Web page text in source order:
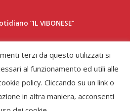
“IL VIBONESE”
terzi da questo utilizzati si
al funzionamento ed utili alle
policy. Cliccando su un link o
in altra maniera, acconsenti